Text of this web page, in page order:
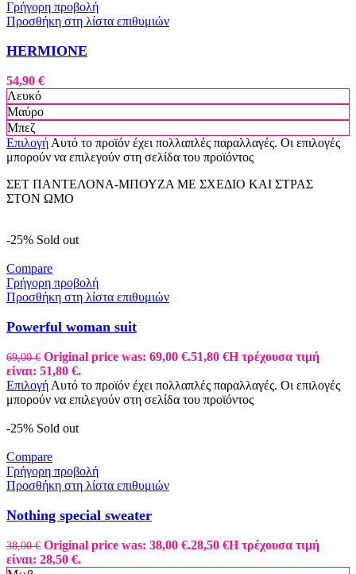
Γρήγορη προβολή
Προσθήκη στη λίστα επιθυμιών
HERMIONE
54,90 €
Λευκό
Μαύρο
Μπεζ
Επιλογή Αυτό το προϊόν έχει πολλαπλές παραλλαγές. Οι επιλογές
μπορούν να επιλεγούν στη σελίδα του προϊόντος
ΣΕΤ ΠΑΝΤΕΛΟΝΑ-ΜΠΟΥΖΑ ΜΕ ΣΧΕΔΙΟ ΚΑΙ ΣΤΡΑΣ
ΣΤΟΝ ΩΜΟ
-25% Sold out
Compare
Γρήγορη προβολή
Προσθήκη στη λίστα επιθυμιών
Powerful woman suit
69,00€ Original price was: 69,00 €.51,80 €Η τρέχουσα τιμή
είναι: 51,80 €.
Επιλογή Αυτό το προϊόν έχει πολλαπλές παραλλαγές. Οι επιλογές
μπορούν να επιλεγούν στη σελίδα του προϊόντος
-25% Sold out
Compare
Γρήγορη προβολή
Προσθήκη στη λίστα επιθυμιών
Nothing special sweater
38,00€ Original price was: 38,00 €.28,50 €Η τρέχουσα τιμή
είναι: 28,50 €.